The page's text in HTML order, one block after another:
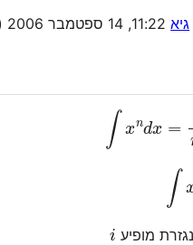
גיא11:22, 14 ספטמבר 2006 (MST)
xn dx =
xn
i